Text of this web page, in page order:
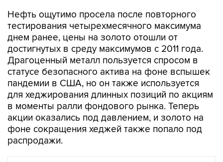
Нефть ощутимо просела после повторного
тестирования четырехмесячного максимума
днем ранее, цены на золото отошли от
достигнутых в среду максимумов с 2011 года.
Драгоценный металл пользуется спросом в
статусе безопасного актива на фоне вспышек
пандемии в США, но он также используется
для хеджирования длинных позиций по акциям
в моменты ралли фондового рынка. Теперь
акции оказались под давлением, и золото на
фоне сокращения хеджей также попало под
распродажи.